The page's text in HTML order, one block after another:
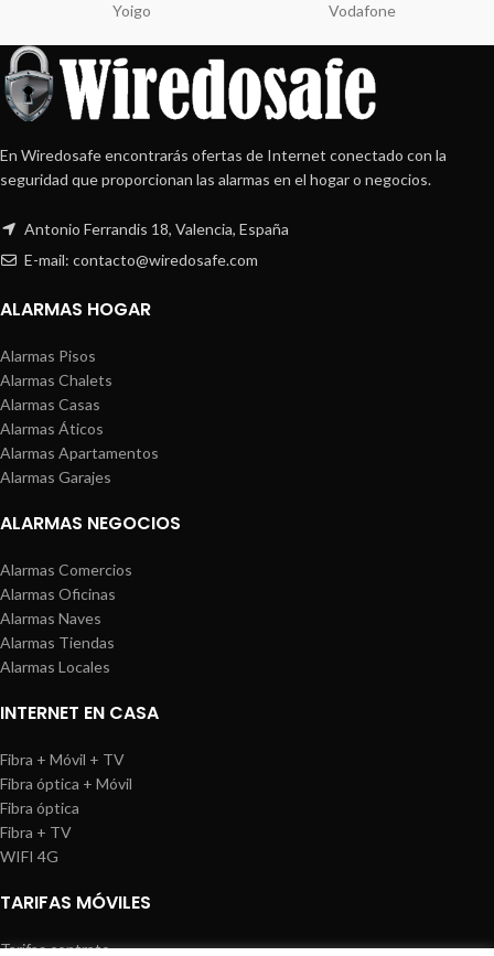
Yoigo Vodafone
En Wiredosafe encontrarás ofertas de Internet conectado con la
seguridad que proporcionan las alarmas en el hogar o negocios.
Antonio Ferrandis 18, Valencia, España
E-mail: contacto@wiredosafe.com
ALARMAS HOGAR
Alarmas Pisos
Alarmas Chalets
Alarmas Casas
Alarmas Áticos
Alarmas Apartamentos
Alarmas Garajes
ALARMAS NEGOCIOS
Alarmas Comercios
Alarmas Oficinas
Alarmas Naves
Alarmas Tiendas
Alarmas Locales
INTERNET EN CASA
Fibra + Móvil + TV
Fibra óptica + Móvil
Fibra óptica
Fibra + TV
WIFI 4G
TARIFAS MÓVILES
Tarifas contrato